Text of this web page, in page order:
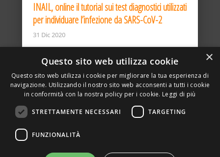
INAIL, online il tutorial sui test diagnostici utilizzati
per individuare l’infezione da SARS-CoV-2
31 Dic 2020
DELLA TORRE, 15 – 20127 – MILANO – P. IVA
×
Questo sito web utilizza cookie
Questo sito web utilizza i cookie per migliorare la tua esperienza di
navigazione. Utilizzando il nostro sito web acconsenti a tutti i cookie
in conformità con la nostra policy per i cookie. Leggi di più
STRETTAMENTE NECESSARI TARGETING
FUNZIONALITÀ